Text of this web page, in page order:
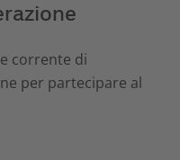
corrente di
per partecipare al